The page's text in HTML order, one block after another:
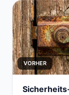
VORHER